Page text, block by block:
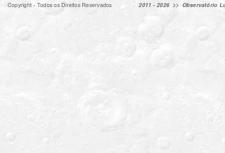
Copyright - Todos os Direitos Reservados 2011 - 2026 >> Observatório